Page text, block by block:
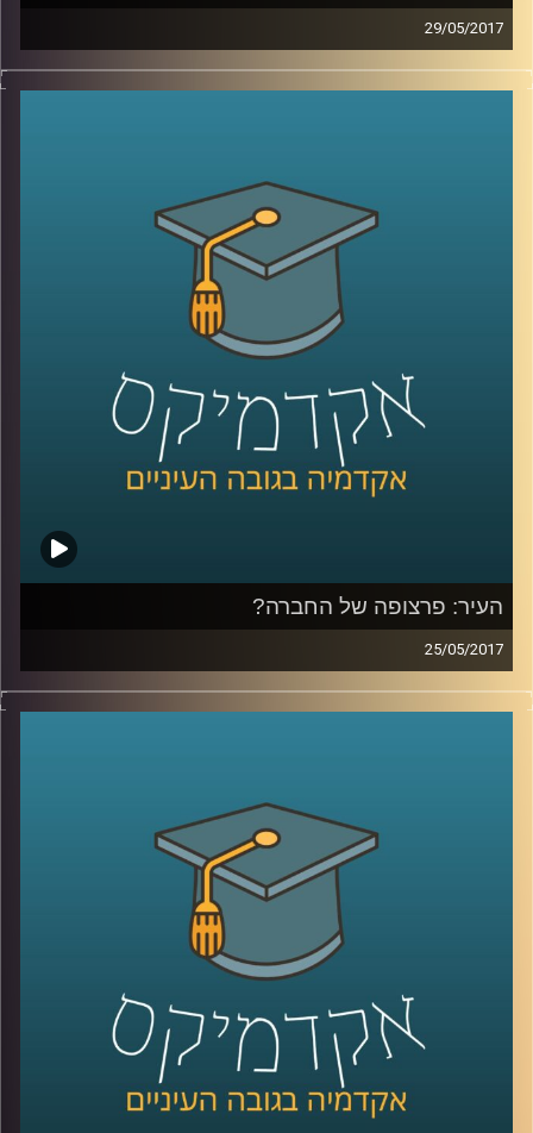
29/05/2017
מה הקשר בין ליטוף נשי בכתף לכסף שלנו? ובין
מסבירה למה אנחנו כל כך שונאים להפסיד וגם
למה לאחר שתדעו את כל זה, ברגע האמת,
כנראה שהמניפולציה הבאה תצליח לעבוד
AudioVersity
העיר: פרצופה של החברה?
25/05/2017
האם פני העיר הם רק חזות ויזואלית או שמא
לחילופין לצמצם אותם? ד"ר נתי מרום מעניק
נקודת מבט חברתית אודות עולם התכנון העירוני
בין תל אביב למומבאיי. כמו כן, עם אילו סוגיות
עלינו להתמודד בהקשר זה בעודנו נמצאים
בעיצומו של תהליך העיור ההיסטורי, בו רוב בני
האדם על פני כדור הארץ גרים בערים ומגמה זו
רק הולכת וגדלה?
AudioVersity